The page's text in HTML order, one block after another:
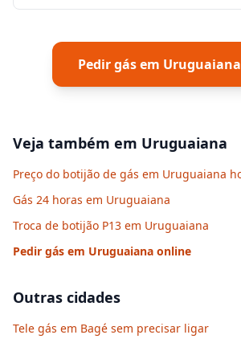
Pedir gás em Uruguaiana
Veja também em Uruguaiana
Preço do botijão de gás em Uruguaiana
Gás 24 horas em Uruguaiana
Troca de botijão P13 em Uruguaiana
Pedir gás em Uruguaiana online
Outras cidades
Tele gás em Bagé sem precisar ligar